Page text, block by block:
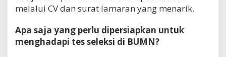
melalui CV dan surat lamaran yang menarik.
Apa saja yang perlu dipersiapkan untuk
menghadapi tes seleksi di BUMN?